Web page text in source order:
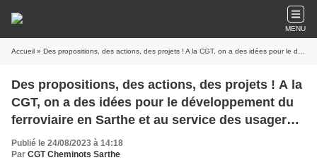
MENU
Accueil » Des propositions, des actions, des projets ! A la CGT, on a des idées pour le développement du ferroviaire en Sarthe et au service des usagers du rail ! ✊
Des propositions, des actions, des projets ! A la
CGT, on a des idées pour le développement du
ferroviaire en Sarthe et au service des usagers
du rail ! ✊
Publié le 24/08/2023 à 14:18
Par CGT Cheminots Sarthe